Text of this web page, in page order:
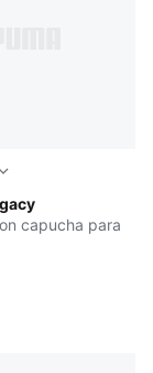
capucha para